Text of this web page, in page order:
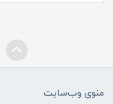
منوی وب‌سایت